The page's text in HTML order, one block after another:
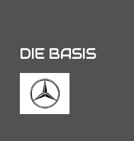
DIE BASIS